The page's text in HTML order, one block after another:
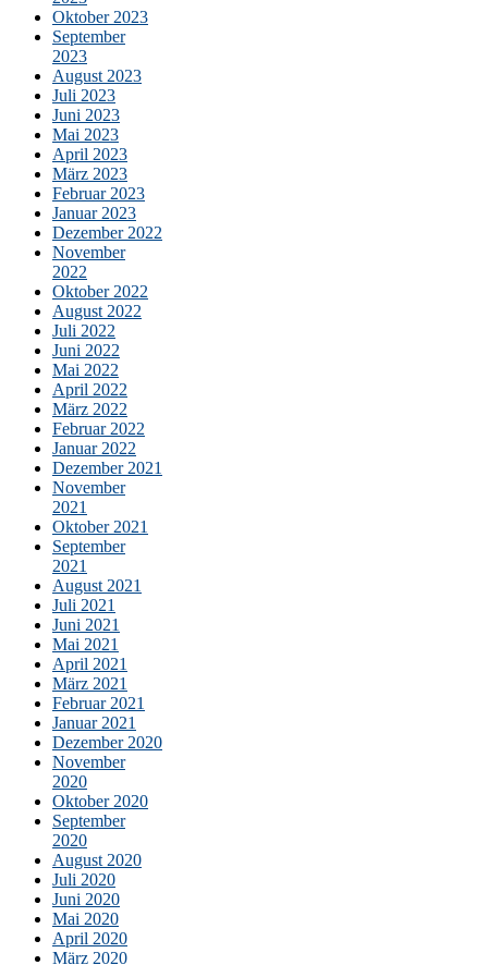
Oktober 2023
September
2023
August 2023
Juli 2023
Juni 2023
Mai 2023
April 2023
März 2023
Februar 2023
Januar 2023
Dezember 2022
November
2022
Oktober 2022
August 2022
Juli 2022
Juni 2022
Mai 2022
April 2022
März 2022
Februar 2022
Januar 2022
Dezember 2021
November
2021
Oktober 2021
September
2021
August 2021
Juli 2021
Juni 2021
Mai 2021
April 2021
März 2021
Februar 2021
Januar 2021
Dezember 2020
November
2020
Oktober 2020
September
2020
August 2020
Juli 2020
Juni 2020
Mai 2020
April 2020
März 2020